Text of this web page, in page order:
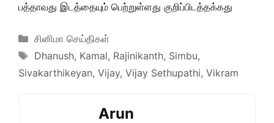
பத்தாவது இடத்தையும் பெற்றுள்ளது குறிப்பிடத்தக்கது
Categories
சினிமா செய்திகள்
Tags
Dhanush, Kamal, Rajinikanth, Simbu,
Sivakarthikeyan, Vijay, Vijay Sethupathi, Vikram
Arun